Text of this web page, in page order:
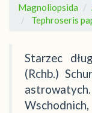
Magnoliopsida
Tephroseris
Starzec
(Rchb.)